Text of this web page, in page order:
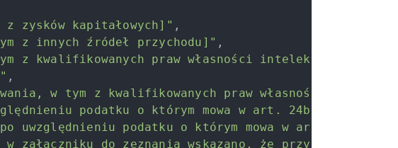
zysków kapitałowych]" ,
z innych źródeł przychodu]" ,
z kwalifikowanych praw własności intelektualnej]"
,
w tym z kwalifikowanych praw własności
podatku o którym mowa w art. 24b ustawy
uwzględnieniu podatku o którym mowa w art. 24b
załączniku do zeznania wskazano, że przynajmniej